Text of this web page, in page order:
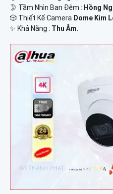
🌛 Tầm Nhìn Ban Đêm : Hồng
🎲 Thiết Kế Camera Dome Kim
️✨ Khả Năng : Thu Âm.